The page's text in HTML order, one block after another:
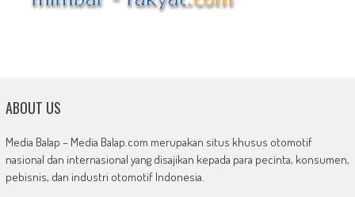
ABOUT US
Media Balap – Media Balap.com merupakan situs khusus otomotif
nasional dan internasional yang disajikan kepada para pecinta, konsumen,
pebisnis, dan industri otomotif Indonesia.